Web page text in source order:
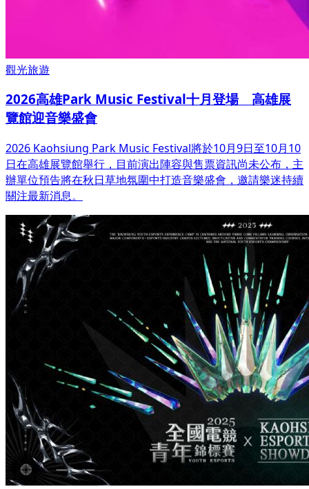
觀光旅遊
2026高雄Park Music Festival十月登場 高雄展
覽館迎音樂盛會
2026 Kaohsiung Park Music Festival將於10月9日至10月10
日在高雄展覽館舉行，目前演出陣容與售票資訊尚未公布，主
辦單位預告將在秋日草地氛圍中打造音樂盛會，邀請樂迷持續
關注最新消息。